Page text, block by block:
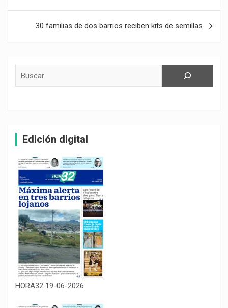
entradas
30 familias de dos barrios reciben kits de semillas
Edición digital
HORA32 19-06-2026